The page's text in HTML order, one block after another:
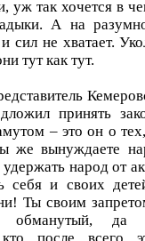
уж так хочется в
А на
сил не хватает.
тут как тут.
принять
– это он о
же вынуждаете
народ от
себя и своих
Ты своим
обманутый, да